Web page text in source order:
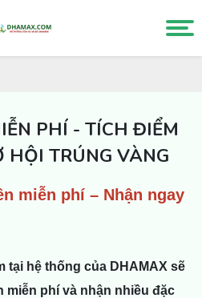
PHÍ - TÍCH ĐIỂM
TRÚNG VÀNG
miễn phí – Nhận ngay
tại hệ thống của DHAMAX sẽ
phí và nhận nhiều đặc